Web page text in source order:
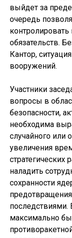
выйдет за
очередь
обязательств.
Кантор,
вооружений.
Участники
вопросы в
безопасности,
необходима
случайного или
увеличения
наладить
сохранности
последствиями.
максимально